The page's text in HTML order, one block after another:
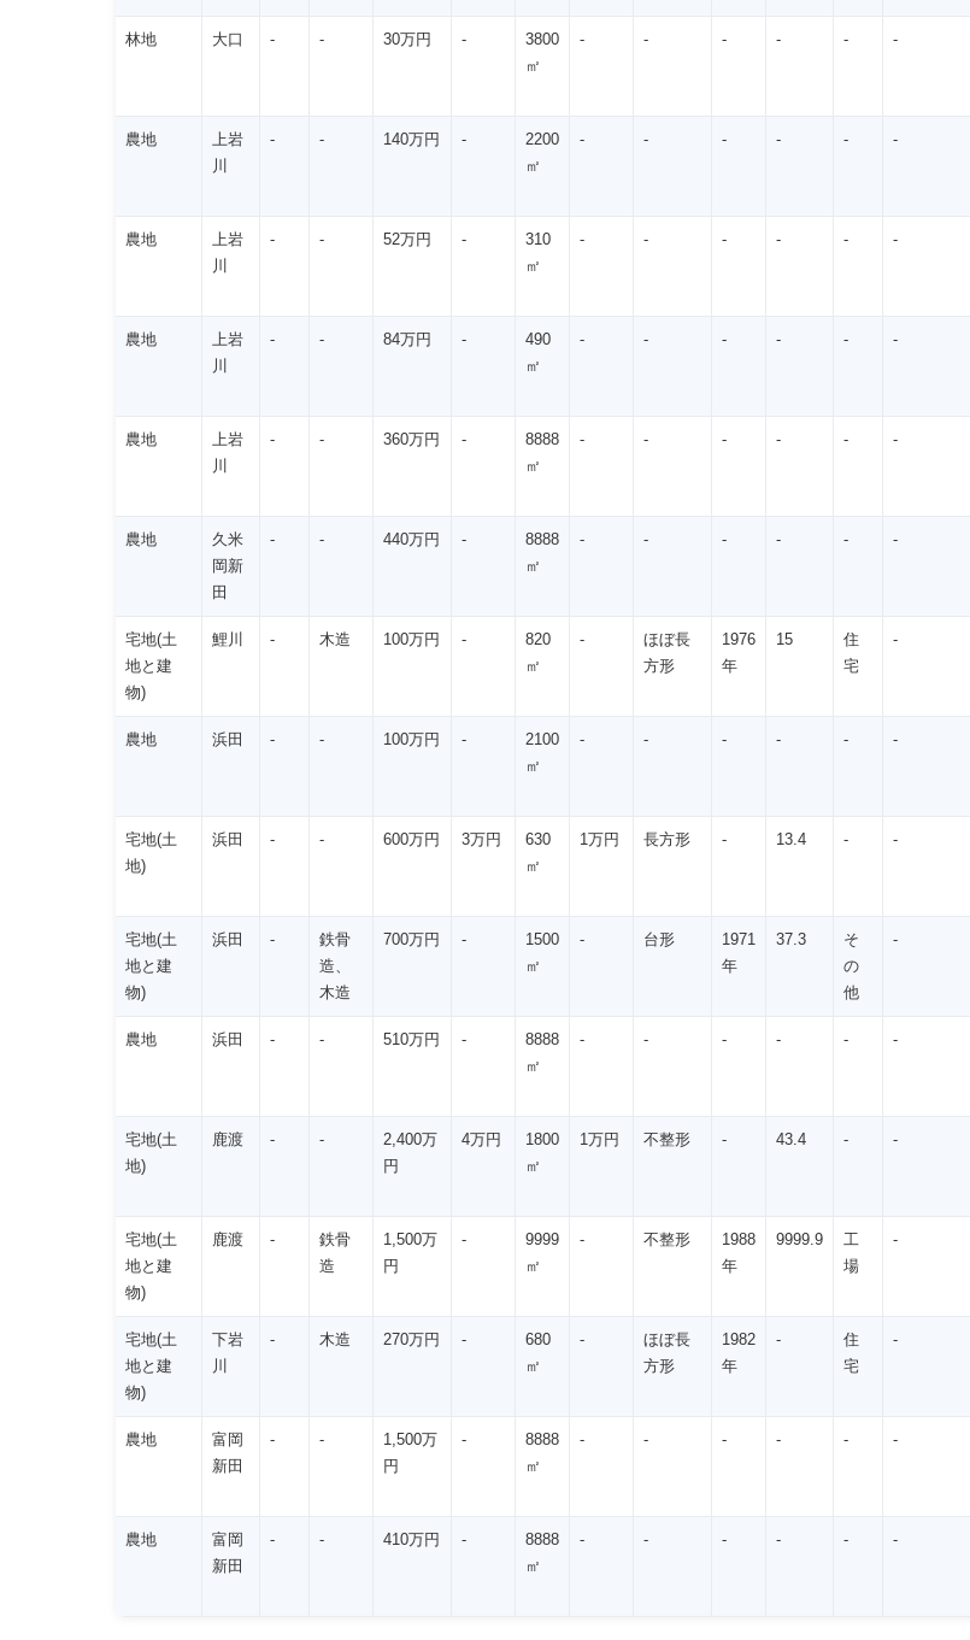
林地 大口 - - 30万円 -
3800
㎡
- - - - - -
農地
上岩
川
- - 140万円 -
2200
㎡
- - - - - -
農地
上岩
川
- - 52万円 -
310
㎡
- - - - - -
農地
上岩
川
- - 84万円 -
490
㎡
- - - - - -
農地
上岩
川
- - 360万円 -
8888
㎡
- - - - - -
農地
久米
岡新
田
- - 440万円 -
8888
㎡
- - - - - -
宅地(土
地と建
物)
鯉川 - 木造 100万円 -
820
㎡
-
ほぼ長
方形
1976
年
15
住
宅
-
農地 浜田 - - 100万円 -
2100
㎡
- - - - - -
宅地(土
地)
浜田 - - 600万円 3万円
630
㎡
1万円 長方形 - 13.4 - -
宅地(土
地と建
物)
浜田 -
鉄骨
造、
木造
700万円 -
1500
㎡
- 台形
1971
年
37.3
そ
の
他
-
農地 浜田 - - 510万円 -
8888
㎡
- - - - - -
宅地(土
地)
鹿渡 - -
2,400万
円
4万円
1800
㎡
1万円 不整形 - 43.4 - -
宅地(土
地と建
物)
鹿渡 -
鉄骨
造
1,500万
円
-
9999
㎡
- 不整形
1988
年
9999.9
工
場
-
宅地(土
地と建
物)
下岩
川
- 木造 270万円 -
680
㎡
-
ほぼ長
方形
1982
年
-
住
宅
-
農地
富岡
新田
- -
1,500万
円
-
8888
㎡
- - - - - -
農地
富岡
新田
- - 410万円 -
8888
㎡
- - - - - -